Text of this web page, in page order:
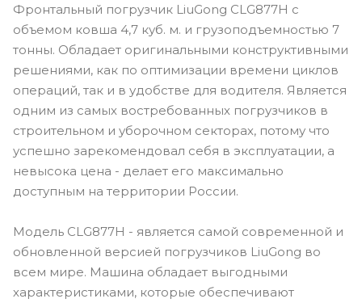
Фронтальный погрузчик LiuGong CLG877H с
объемом ковша 4,7 куб. м. и грузоподъемностью 7
тонны. Обладает оригинальными конструктивными
решениями, как по оптимизации времени циклов
операций, так и в удобстве для водителя. Является
одним из самых востребованных погрузчиков в
строительном и уборочном секторах, потому что
успешно зарекомендовал себя в эксплуатации, а
невысока цена - делает его максимально
доступным на территории России.
Модель CLG877H - является самой современной и
обновленной версией погрузчиков LiuGong во
всем мире. Машина обладает выгодными
характеристиками, которые обеспечивают